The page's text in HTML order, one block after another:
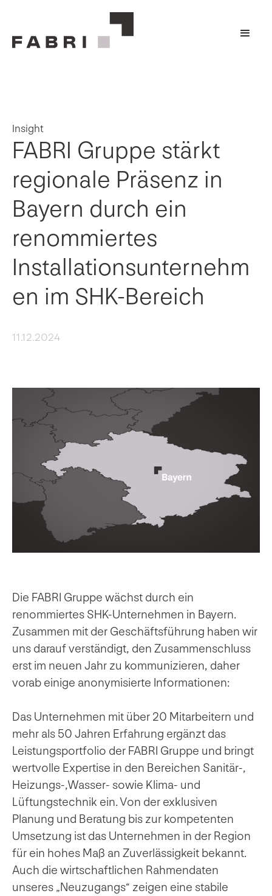
Insight
FABRI Gruppe stärkt
regionale Präsenz in
Bayern durch ein
renommiertes
Installationsunternehm
en im SHK-Bereich
11.12.2024
Die FABRI Gruppe wächst durch ein
renommiertes SHK-Unternehmen in Bayern.
Zusammen mit der Geschäftsführung haben wir
uns darauf verständigt, den Zusammenschluss
erst im neuen Jahr zu kommunizieren, daher
vorab einige anonymisierte Informationen:
Das Unternehmen mit über 20 Mitarbeitern und
mehr als 50 Jahren Erfahrung ergänzt das
Leistungsportfolio der FABRI Gruppe und bringt
wertvolle Expertise in den Bereichen Sanitär-,
Heizungs-,Wasser- sowie Klima- und
Lüftungstechnik ein. Von der exklusiven
Planung und Beratung bis zur kompetenten
Umsetzung ist das Unternehmen in der Region
für ein hohes Maß an Zuverlässigkeit bekannt.
Auch die wirtschaftlichen Rahmendaten
unseres „Neuzugangs“ zeigen eine stabile